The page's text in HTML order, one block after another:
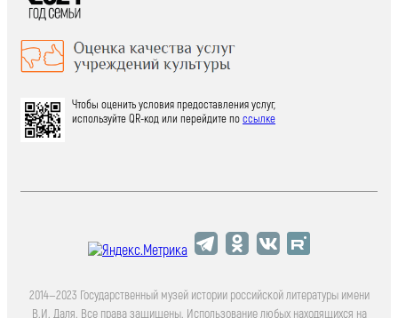
Чтобы оценить условия предоставления услуг,
используйте QR-код или перейдите поссылке
2014—2023 Государственный музей истории российской литературы имени
В.И. Даля. Все права защищены. Использование любых находящихся на